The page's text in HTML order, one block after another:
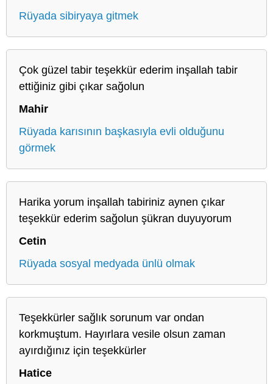
Rüyada sibiryaya gitmek
Çok güzel tabir teşekkür ederim inşallah tabir
ettiğiniz gibi çıkar sağolun
Mahir
Rüyada karısının başkasıyla evli olduğunu
görmek
Harika yorum inşallah tabiriniz aynen çıkar
teşekkür ederim sağolun şükran duyuyorum
Cetin
Rüyada sosyal medyada ünlü olmak
Teşekkürler sağlık sorunum var ondan
korkmuştum. Hayırlara vesile olsun zaman
ayırdığınız için teşekkürler
Hatice